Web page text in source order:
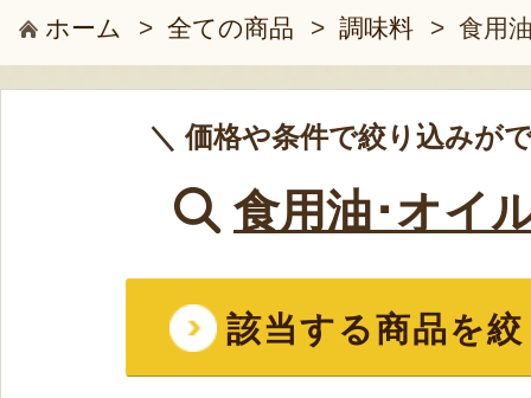
ホーム > 全ての商品 > 調味料 > 食用
＼ 価格や条件で絞り込みが
食用油･オイ
該当する商品を